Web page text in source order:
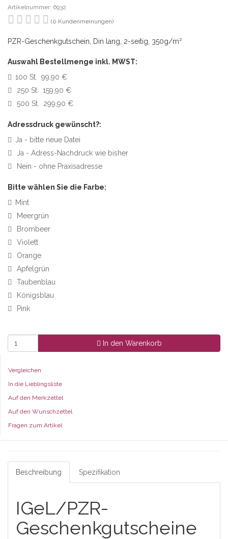
Artikelnummer: 6932
(0 Kundenmeinungen)
PZR-Geschenkgutschein, Din lang, 2-seitig, 350g/m²
Auswahl Bestellmenge inkl. MWST:
100 St. 99,90 €
250 St. 159,90 €
500 St. 299,90 €
Adressdruck gewünscht?:
Ja - bitte neue Datei
Ja - Adress-Nachdruck wie bisher
Nein - ohne Praxisadresse
Bitte wählen Sie die Farbe:
Mint
Meergrün
Brombeer
Violett
Orange
Apfelgrün
Taubenblau
Königsblau
Pink
In den Warenkorb
Vergleichen
In die Lieblingsliste
Auf den Merkzettel
Auf den Wunschzettel
Fragen zum Artikel
Beschreibung Spezifikation
IGeL/PZR-
Geschenkgutscheine